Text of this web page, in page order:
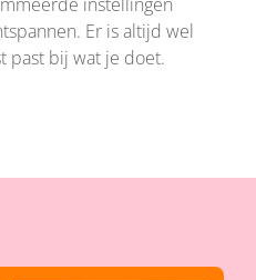
Er is altijd wel
past bij wat je doet.